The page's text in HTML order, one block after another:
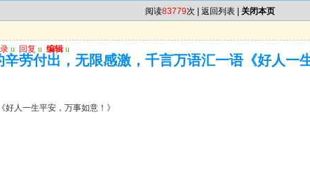
阅读83779次 | 返回列表 关闭本页
u 回复 u 编辑 u
辛劳付出，无限感激，千言万语汇一语《好人一
人一生平安，万事如意！》